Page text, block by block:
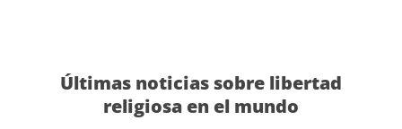
Últimas noticias sobre libertad
religiosa en el mundo